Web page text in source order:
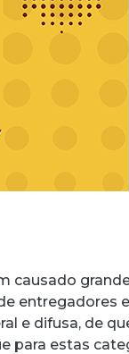
causado
entregadores
e difusa, de
para estas